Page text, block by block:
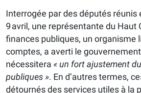
Interrogée par des députés réunis
9 avril, une représentante du Haut
finances publiques, un organisme
comptes, a averti le
nécessitera « un fort ajustement
publiques ». En d’autres termes,
détournés des services utiles à la